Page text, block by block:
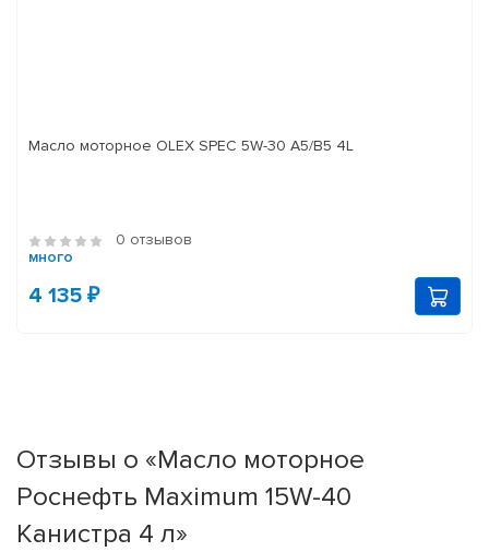
Масло моторное OLEX SPEC 5W-30 A5/B5 4L
0 отзывов
много
4 135 ₽
Отзывы о «Масло моторное
Роснефть Maximum 15W-40
Канистра 4 л»